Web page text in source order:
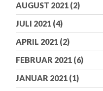
AUGUST 2021 (2)
JULI 2021 (4)
APRIL 2021 (2)
FEBRUAR 2021 (6)
JANUAR 2021 (1)